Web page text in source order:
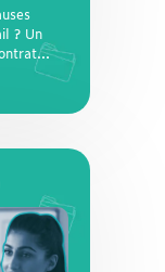
? Un